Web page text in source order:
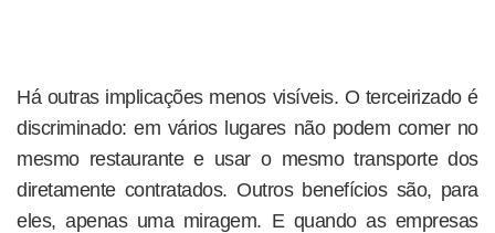
Há outras implicações menos visíveis. O terceirizado é
discriminado: em vários lugares não podem comer no
mesmo restaurante e usar o mesmo transporte dos
diretamente contratados. Outros benefícios são, para
eles, apenas uma miragem. E quando as empresas